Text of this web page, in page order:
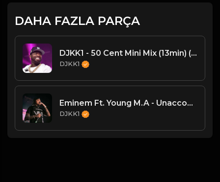
DAHA FAZLA PARÇA
DJKK1 - 50 Cent Mini Mix (13min) (95-97 BPM) (Clean)
DJKK1
Eminem Ft. Young M.A - Unaccommodating (Dirty)
DJKK1